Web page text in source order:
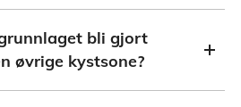
bli gjort
øvrige kystsone?